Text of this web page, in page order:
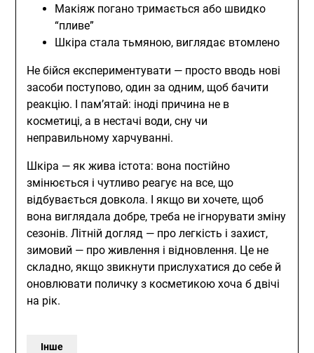
Макіяж погано тримається або швидко
“пливе”
Шкіра стала тьмяною, виглядає втомлено
Не бійся експериментувати — просто вводь нові
засоби поступово, один за одним, щоб бачити
реакцію. І пам’ятай: іноді причина не в
косметиці, а в нестачі води, сну чи
неправильному харчуванні.
Шкіра — як жива істота: вона постійно
змінюється і чутливо реагує на все, що
відбувається довкола. І якщо ви хочете, щоб
вона виглядала добре, треба не ігнорувати зміну
сезонів. Літній догляд — про легкість і захист,
зимовий — про живлення і відновлення. Це не
складно, якщо звикнути прислухатися до себе й
оновлювати поличку з косметикою хоча б двічі
на рік.
Інше